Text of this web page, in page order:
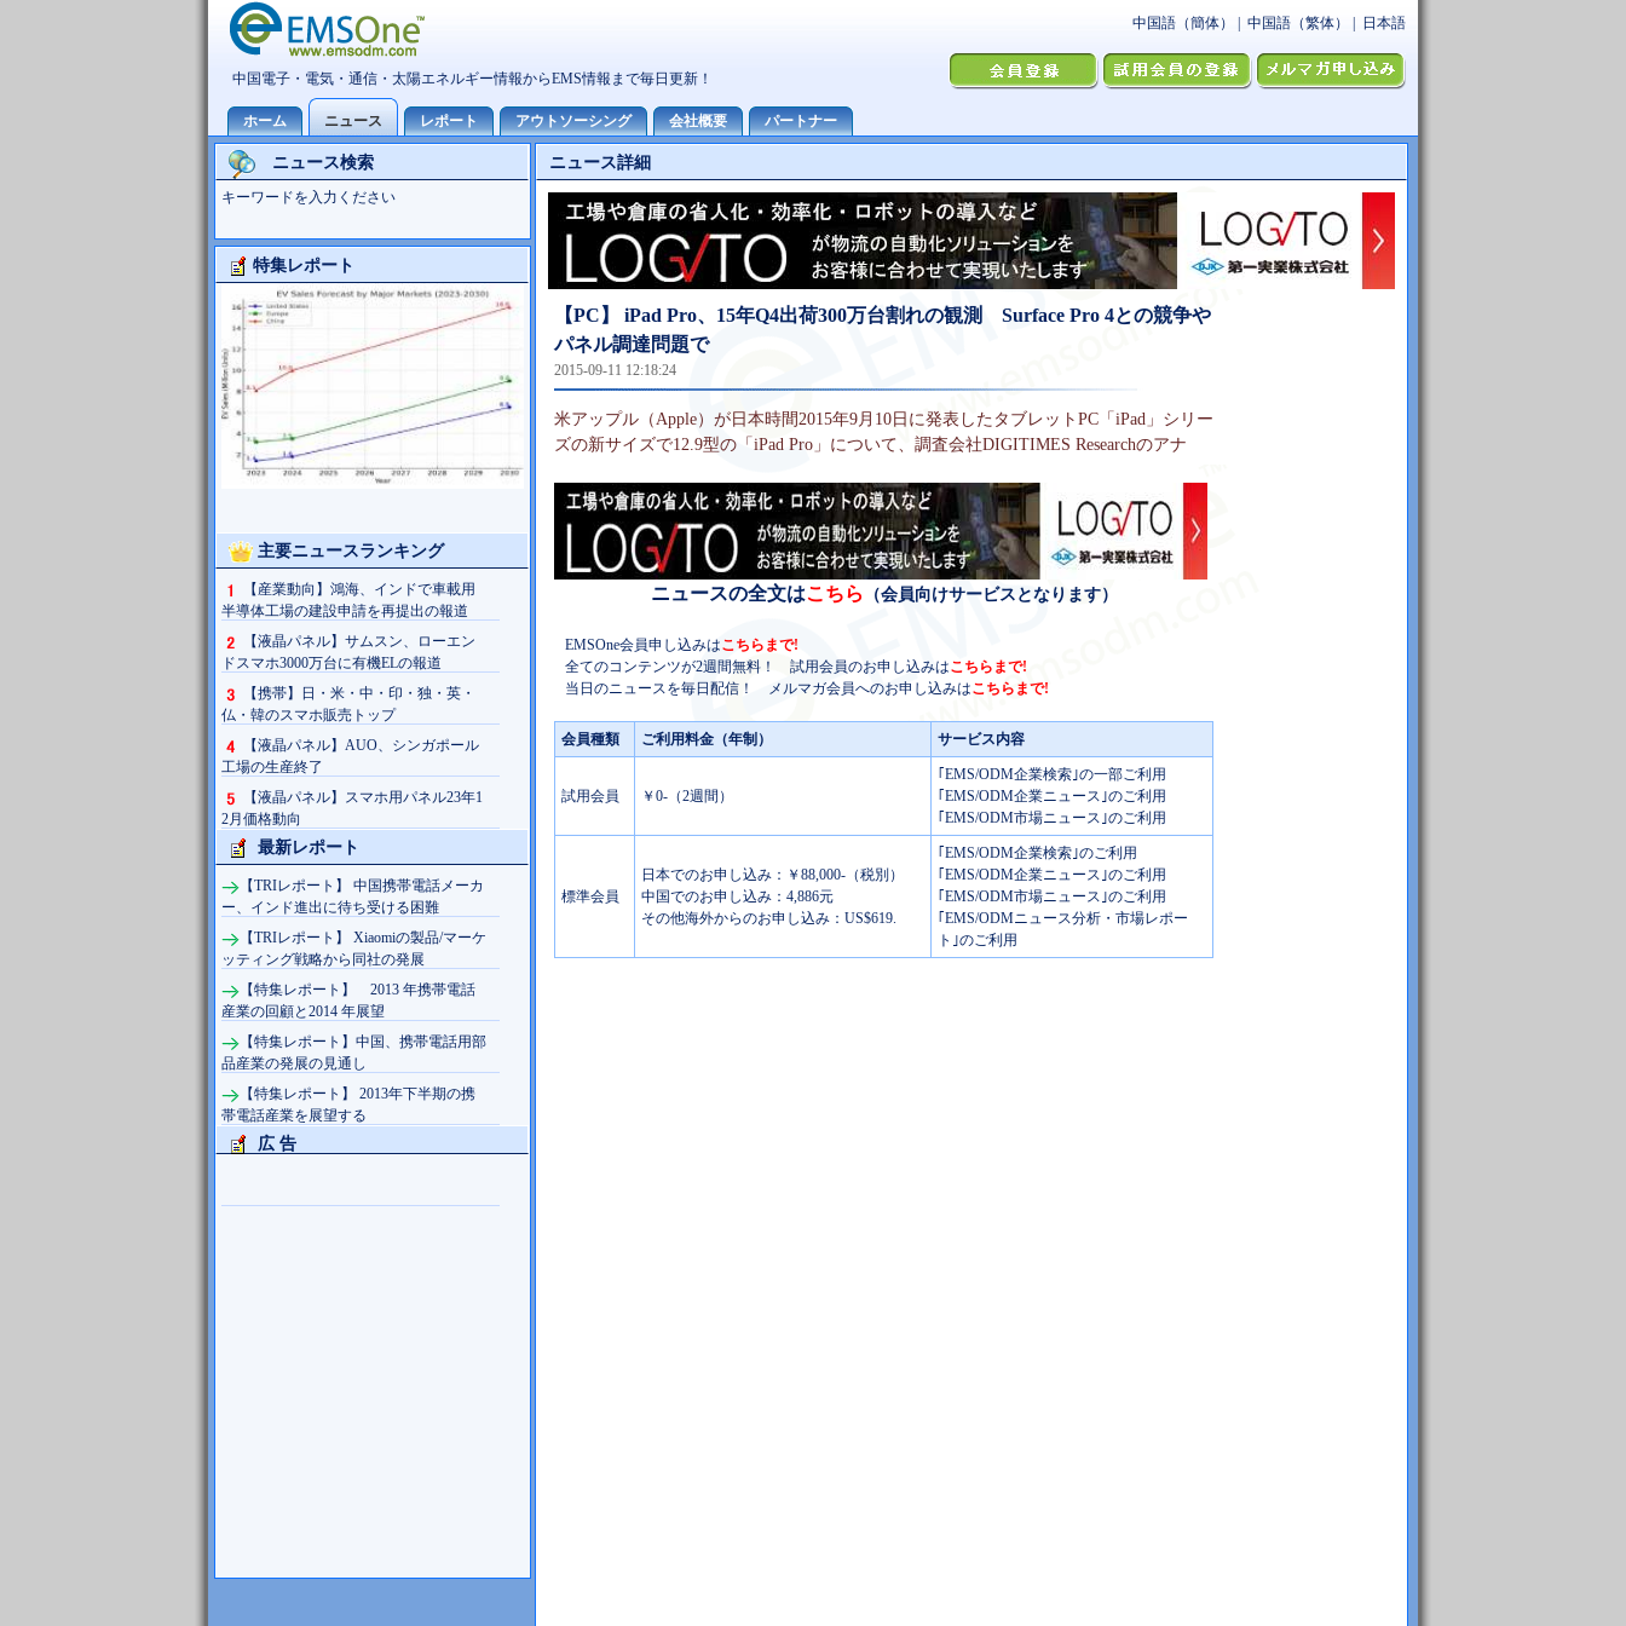
ニュース検索
キーワードを入力ください
特集レポート
大型TV市場10世代主導の可能性
主要ニュースランキング
【産業動向】鴻海、インドで車載用
半導体工場の建設申請を再提出の報道
【液晶パネル】サムスン、ローエン
ドスマホ3000万台に有機ELの報道
【携帯】日・米・中・印・独・英・
仏・韓のスマホ販売トップ
【液晶パネル】AUO、シンガポール
工場の生産終了
【液晶パネル】スマホ用パネル23年1
2月価格動向
最新レポート
【TRIレポート】 中国携帯電話メーカ
ー、インド進出に待ち受ける困難
【TRIレポート】 Xiaomiの製品/マーケ
ッティング戦略から同社の発展
【特集レポート】 2013 年携帯電話
産業の回顧と2014 年展望
【特集レポート】中国、携帯電話用部
品産業の発展の見通し
【特集レポート】 2013年下半期の携
帯電話産業を展望する
広 告
ニュース詳細
【PC】 iPad Pro、15年Q4出荷300万台割れの観測 Surface Pro 4との競争や
パネル調達問題で
2015-09-11 12:18:24
米アップル（Apple）が日本時間2015年9月10日に発表したタブレットPC「iPad」シリー
ズの新サイズで12.9型の「iPad Pro」について、調査会社DIGITIMES Researchのアナ
ニュースの全文はこちら （会員向けサービスとなります）
EMSOne会員申し込みはこちらまで!
全てのコンテンツが2週間無料！ 試用会員のお申し込みはこちらまで!
当日のニュースを毎日配信！ メルマガ会員へのお申し込みはこちらまで!
会員種類 ご利用料金（年制） サービス内容
試用会員 ￥0-（2週間）
｢EMS/ODM企業検索｣の一部ご利用
｢EMS/ODM企業ニュース｣のご利用
｢EMS/ODM市場ニュース｣のご利用
標準会員
日本でのお申し込み：￥88,000-（税別）
中国でのお申し込み：4,886元
その他海外からのお申し込み：US$619.
｢EMS/ODM企業検索｣のご利用
｢EMS/ODM企業ニュース｣のご利用
｢EMS/ODM市場ニュース｣のご利用
｢EMS/ODMニュース分析・市場レポー
ト｣のご利用